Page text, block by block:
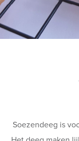
Soezendeeg is